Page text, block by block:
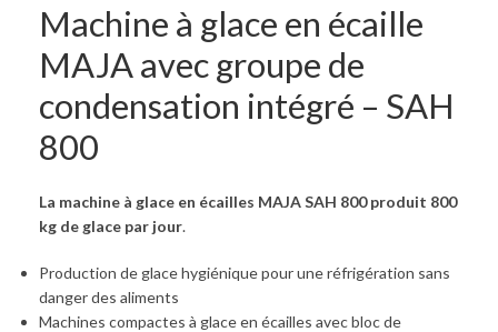
Machine à glace en écaille
MAJA avec groupe de
condensation intégré – SAH
800
La machine à glace en écailles MAJA SAH 800 produit 800
kg de glace par jour.
Production de glace hygiénique pour une réfrigération sans
danger des aliments
Machines compactes à glace en écailles avec bloc de